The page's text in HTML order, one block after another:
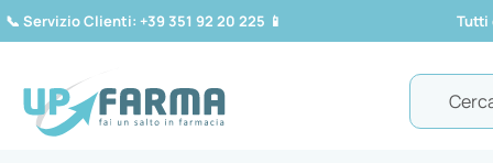
📞 Servizio Clienti: +39 351 92 20 225 📱 Tutti